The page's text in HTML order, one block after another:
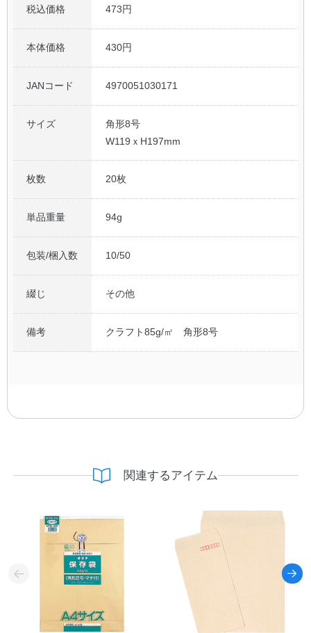
税込価格 473円
本体価格 430円
JANコード 4970051030171
サイズ
角形8号
W119ｘH197mm
枚数 20枚
単品重量 94g
包装/梱入数 10/50
綴じ その他
備考 クラフト85g/㎡ 角形8号
関連するアイテム